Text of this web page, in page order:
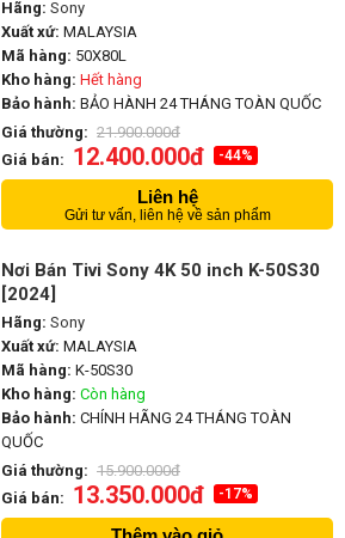
Hãng: Sony
Xuất xứ: MALAYSIA
Mã hàng: 50X80L
Kho hàng: Hết hàng
Bảo hành: BẢO HÀNH 24 THÁNG TOÀN QUỐC
Giá thường: 21.900.000đ
Giá bán: 12.400.000đ -44%
Liên hệ
Gửi tư vấn, liên hệ về sản phẩm
Nơi Bán Tivi Sony 4K 50 inch K-50S30
[2024]
Hãng: Sony
Xuất xứ: MALAYSIA
Mã hàng: K-50S30
Kho hàng: Còn hàng
Bảo hành: CHÍNH HÃNG 24 THÁNG TOÀN
QUỐC
Giá thường: 15.900.000đ
Giá bán: 13.350.000đ -17%